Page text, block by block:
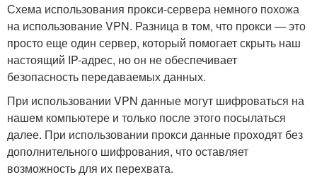
Схема использования прокси-сервера немного похожа
на использование VPN. Разница в том, что прокси — это
просто еще один сервер, который помогает скрыть наш
настоящий IP-адрес, но он не обеспечивает
безопасность передаваемых данных.
При использовании VPN данные могут шифроваться на
нашем компьютере и только после этого посылаться
далее. При использовании прокси данные проходят без
дополнительного шифрования, что оставляет
возможность для их перехвата.